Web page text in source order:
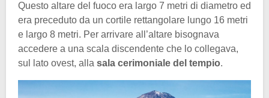
Questo altare del fuoco era largo 7 metri di diametro ed
era preceduto da un cortile rettangolare lungo 16 metri
e largo 8 metri. Per arrivare all’altare bisognava
accedere a una scala discendente che lo collegava,
sul lato ovest, alla sala cerimoniale del tempio.